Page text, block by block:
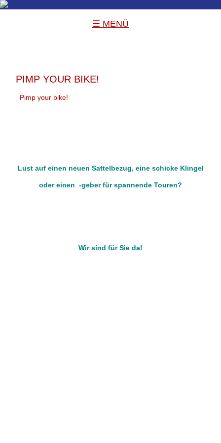
☰ MENÜ
PIMP YOUR BIKE!
Pimp your bike!
Lust auf einen neuen Sattelbezug, eine schicke Klingel
oder einen -geber für spannende Touren?
Wir sind für Sie da!